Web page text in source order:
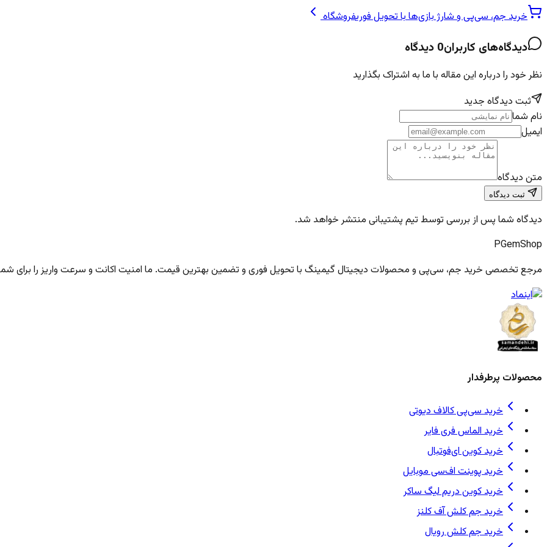
خرید جم، سی‌پی و شارژ بازی‌ها با تحویل فوریفروشگاه
دیدگاه‌های کاربران0 دیدگاه
نظر خود را درباره این مقاله با ما به اشتراک بگذارید
ثبت دیدگاه جدید
نام شما
ایمیل
متن دیدگاه
ثبت دیدگاه
دیدگاه شما پس از بررسی توسط تیم پشتیبانی منتشر خواهد شد.
PGemShop
مرجع تخصصی خرید جم، سی‌پی و محصولات دیجیتال گیمینگ با تحویل فوری و تضمین بهترین قیمت. ما امنیت اکانت و سرعت واریز را برای
محصولات پرطرفدار
خرید سی‌پی کالاف دیوتی
خرید الماس فری فایر
خرید کوین ای‌فوتبال
خرید پوینت اف‌سی موبایل
خرید کوین دریم لیگ ساکر
خرید جم کلش آف کلنز
خرید جم کلش رویال